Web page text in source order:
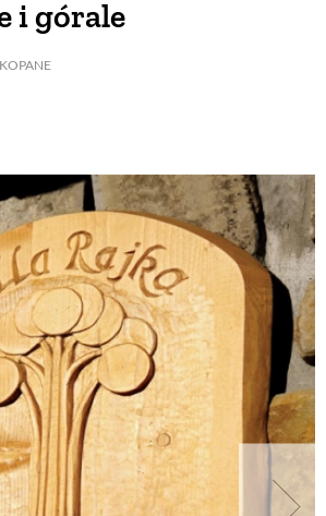
i górale
DOM
I OWOCE
OGRODOWE
PORADY
ZIELEŃ W DOMU
OGRODU